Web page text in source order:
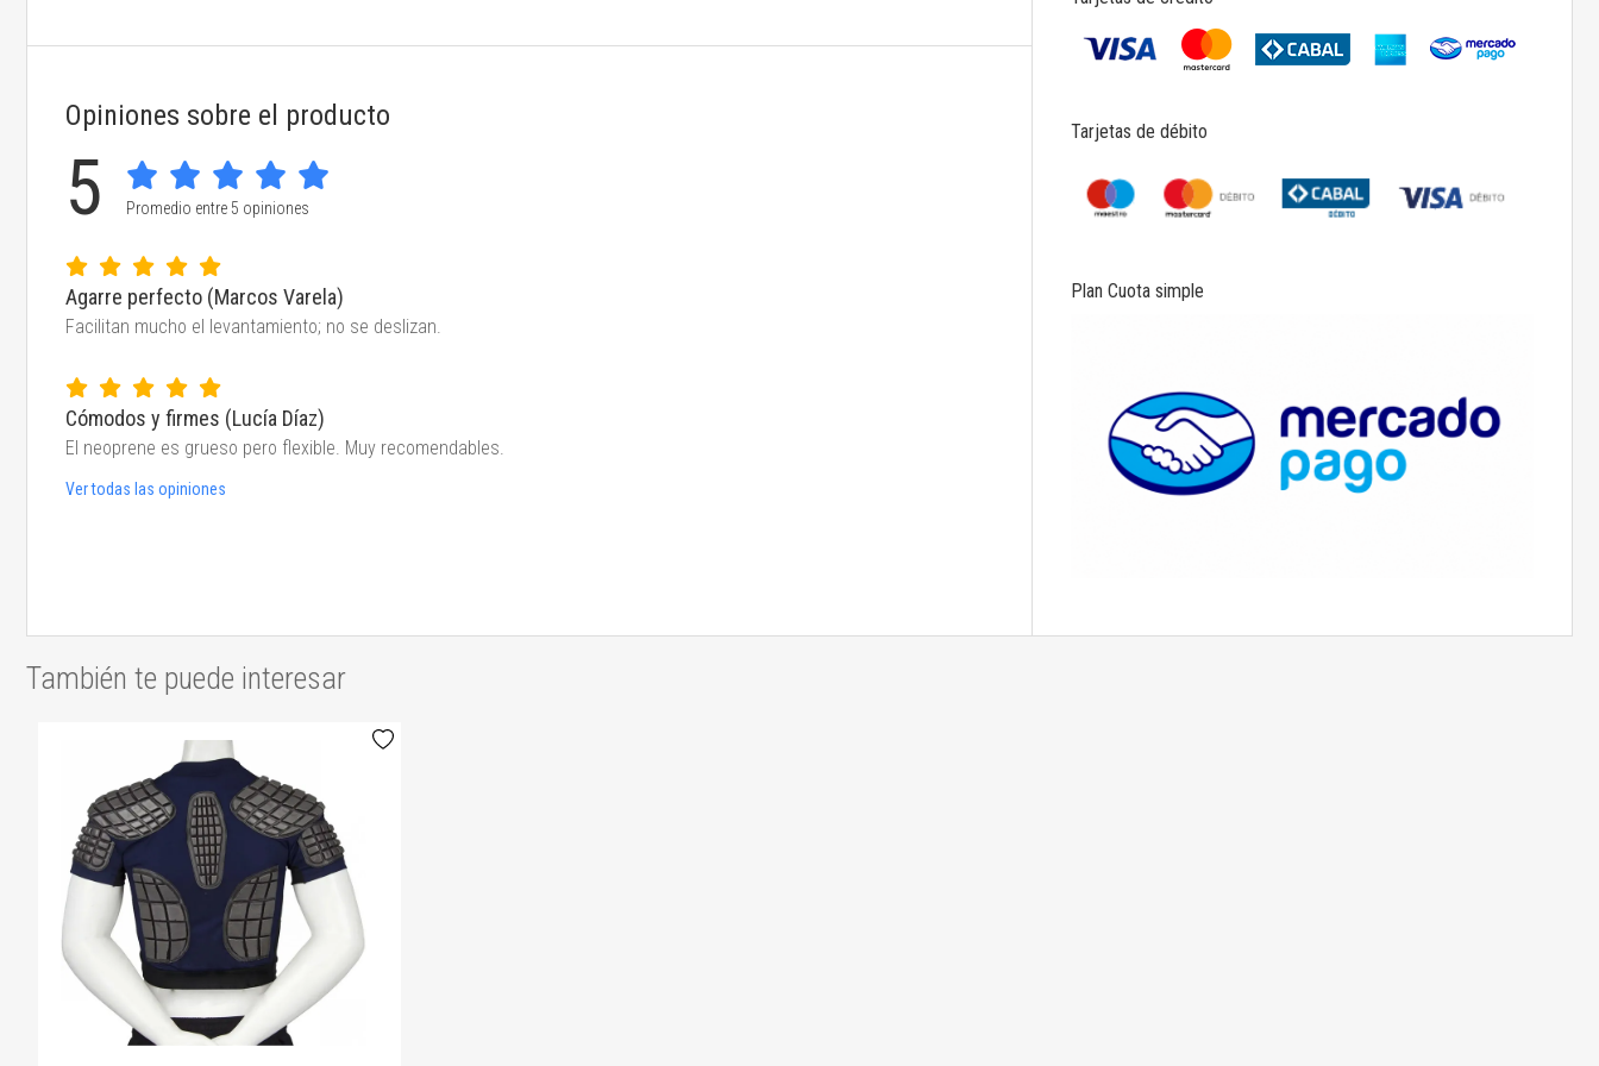
Tarjetas de débito
Plan Cuota simple
Opiniones sobre el producto
5 Promedio entre 5 opiniones
Agarre perfecto (Marcos Varela)
Facilitan mucho el levantamiento; no se deslizan.
Cómodos y firmes (Lucía Díaz)
El neoprene es grueso pero flexible. Muy recomendables.
Ver todas las opiniones
También te puede interesar